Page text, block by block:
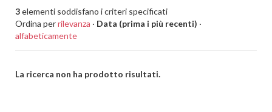
3elementi soddisfano i criteri specificati
Ordina perrilevanza · Data (prima i più recenti) ·
alfabeticamente
La ricerca non ha prodotto risultati.